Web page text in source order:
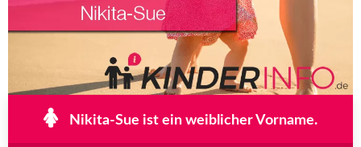
Nikita-Sue ist ein weiblicher Vorname.